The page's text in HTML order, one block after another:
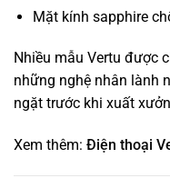
Mặt kính sapphire
Nhiều mẫu Vertu được
những nghệ nhân lành
ngặt trước khi xuất
Xem thêm: Điện thoại